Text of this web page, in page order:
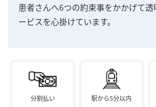
患者さんへ6つの約束事をかかげて
ービスを心掛けています。
分割払い 駅から5分以内